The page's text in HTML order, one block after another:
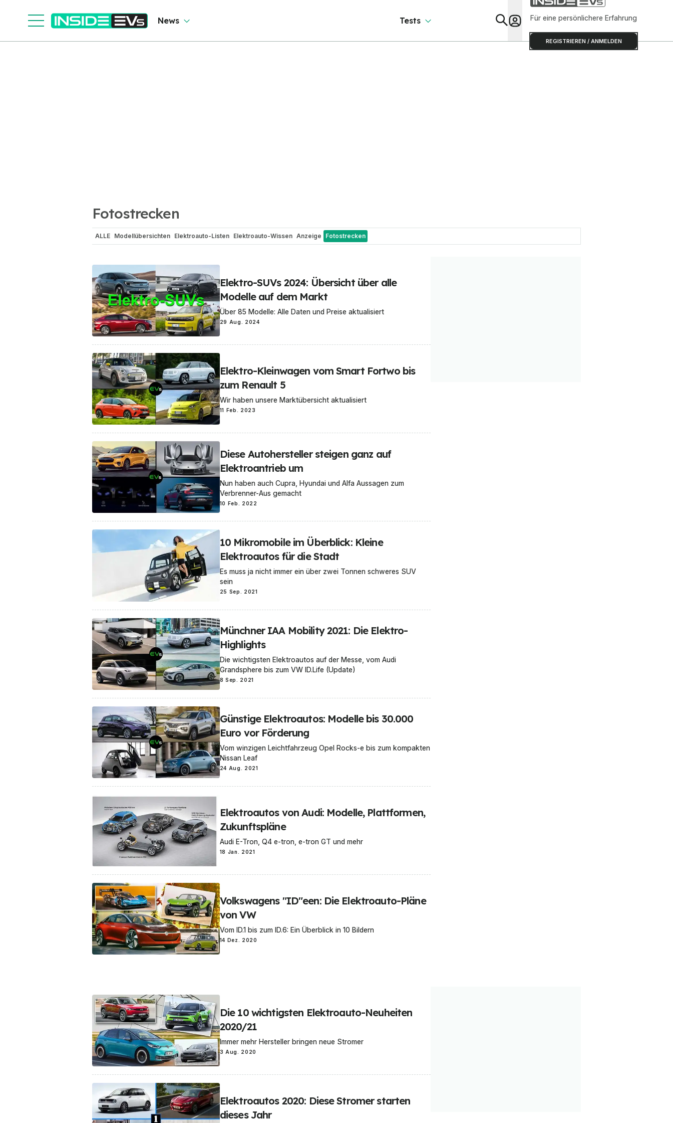
News Tests Für eine persönlichere Erfahrung
REGISTRIEREN / ANMELDEN
Fotostrecken
ALLE Modellübersichten Elektroauto-Listen Elektroauto-Wissen Anzeige Fotostrecken
Elektro-SUVs 2024: Übersicht über alle
Modelle auf dem Markt
Über 85 Modelle: Alle Daten und Preise aktualisiert
29 Aug. 2024
Elektro-Kleinwagen vom Smart Fortwo bis
zum Renault 5
Wir haben unsere Marktübersicht aktualisiert
11 Feb. 2023
Diese Autohersteller steigen ganz auf
Elektroantrieb um
Nun haben auch Cupra, Hyundai und Alfa Aussagen zum
Verbrenner-Aus gemacht
10 Feb. 2022
10 Mikromobile im Überblick: Kleine
Elektroautos für die Stadt
Es muss ja nicht immer ein über zwei Tonnen schweres SUV
sein
25 Sep. 2021
Münchner IAA Mobility 2021: Die Elektro-
Highlights
Die wichtigsten Elektroautos auf der Messe, vom Audi
Grandsphere bis zum VW ID.Life (Update)
8 Sep. 2021
Günstige Elektroautos: Modelle bis 30.000
Euro vor Förderung
Vom winzigen Leichtfahrzeug Opel Rocks-e bis zum kompakten
Nissan Leaf
24 Aug. 2021
Elektroautos von Audi: Modelle, Plattformen,
Zukunftspläne
Audi E-Tron, Q4 e-tron, e-tron GT und mehr
18 Jan. 2021
Volkswagens "ID"een: Die Elektroauto-Pläne
von VW
Vom ID.1 bis zum ID.6: Ein Überblick in 10 Bildern
14 Dez. 2020
Die 10 wichtigsten Elektroauto-Neuheiten
2020/21
Immer mehr Hersteller bringen neue Stromer
3 Aug. 2020
Elektroautos 2020: Diese Stromer starten
dieses Jahr